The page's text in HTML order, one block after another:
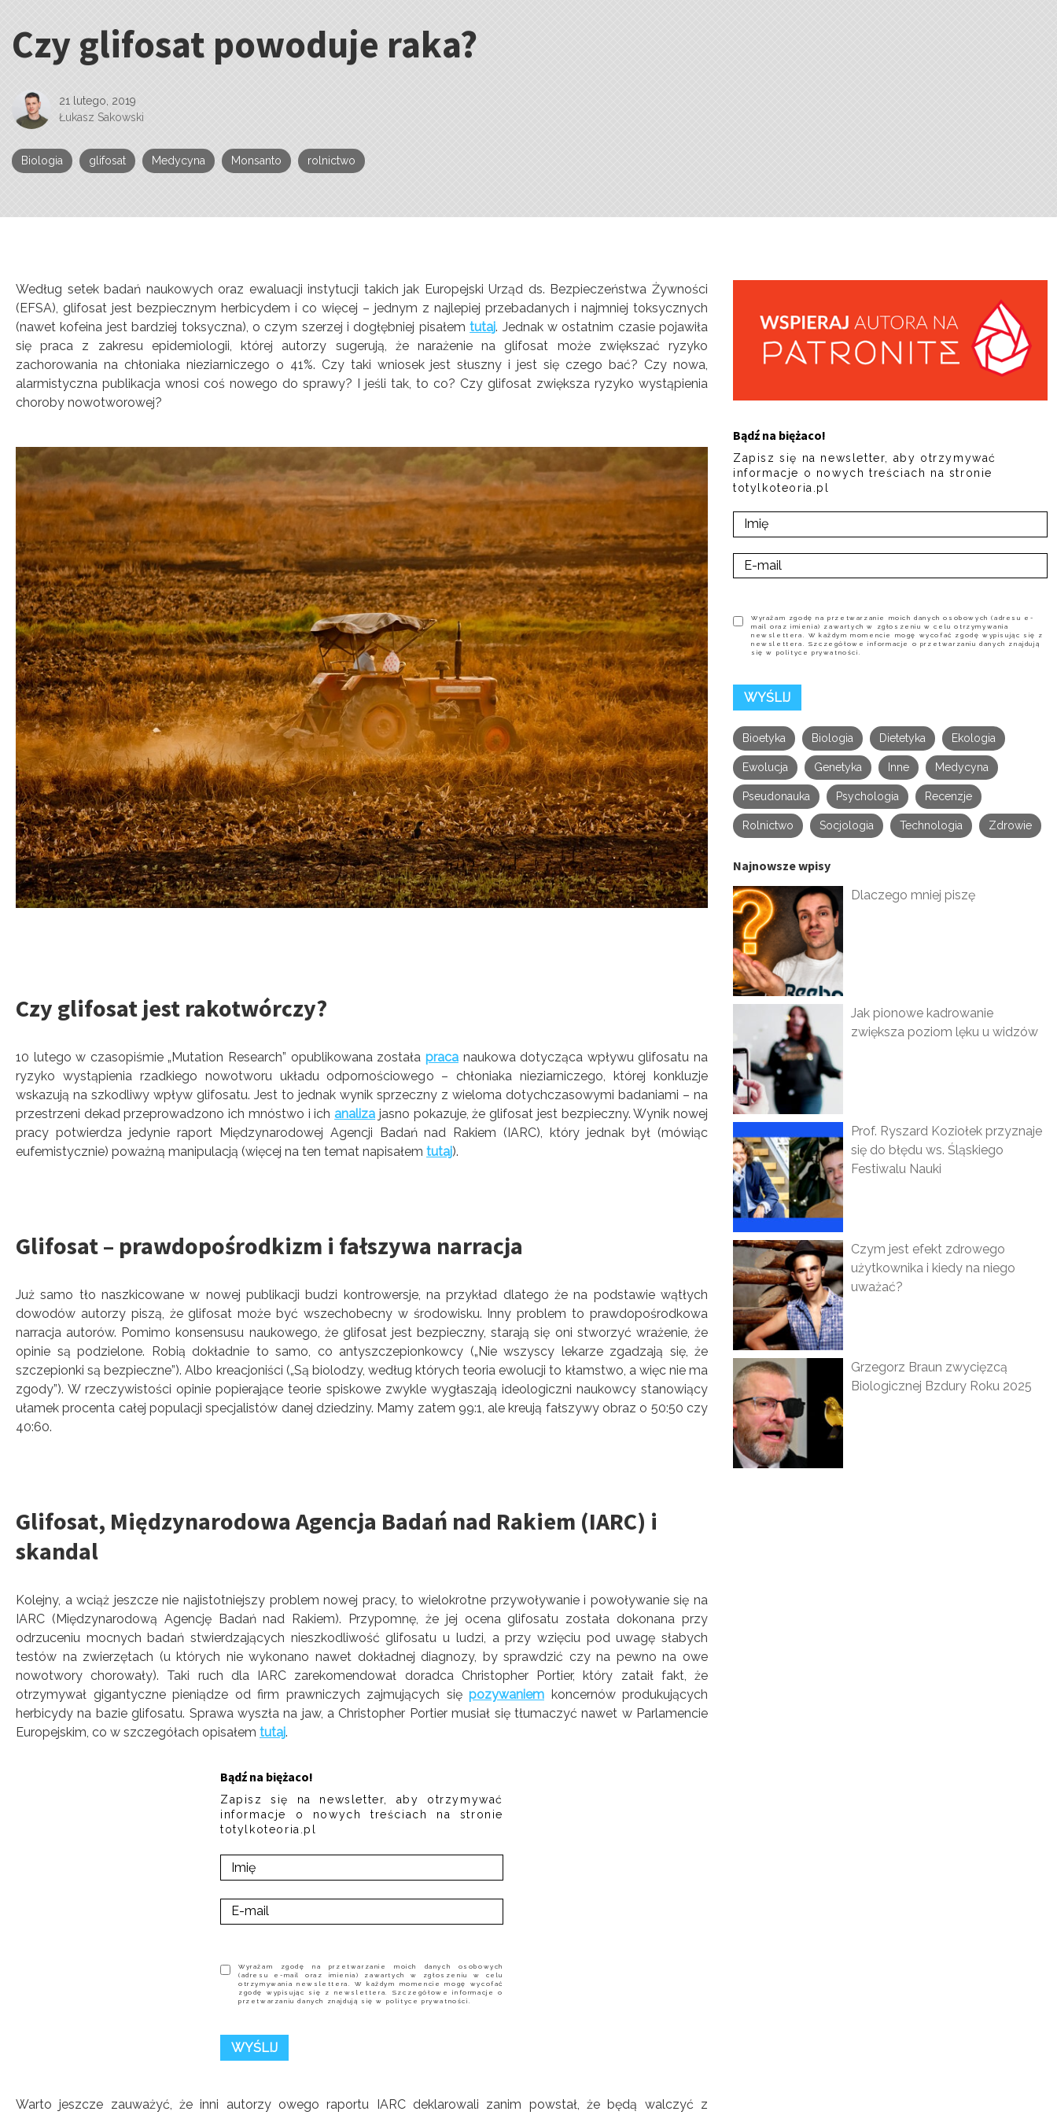
Kategorie:
Czy glifosat powoduje raka?
21 lutego, 2019
Łukasz Sakowski
Biologia glifosat Medycyna Monsanto rolnictwo
Według setek badań naukowych oraz ewaluacji instytucji takich jak Europejski Urząd ds. Bezpieczeństwa Żywności
(EFSA), glifosat jest bezpiecznym herbicydem i co więcej – jednym z najlepiej przebadanych i najmniej toksycznych
(nawet kofeina jest bardziej toksyczna), o czym szerzej i dogłębniej pisałemtutaj. Jednak w ostatnim czasie pojawiła
się praca z zakresu epidemiologii, której autorzy sugerują, że narażenie na glifosat może zwiększać ryzyko
zachorowania na chłoniaka nieziarniczego o 41%. Czy taki wniosek jest słuszny i jest się czego bać? Czy nowa,
alarmistyczna publikacja wnosi coś nowego do sprawy? I jeśli tak, to co? Czy glifosat zwiększa ryzyko wystąpienia
choroby nowotworowej?
Czy glifosat jest rakotwórczy?
10 lutego w czasopiśmie „Mutation Research” opublikowana została pracanaukowa dotycząca wpływu glifosatu na
ryzyko wystąpienia rzadkiego nowotworu układu odpornościowego – chłoniaka nieziarniczego, której konkluzje
wskazują na szkodliwy wpływ glifosatu. Jest to jednak wynik sprzeczny z wieloma dotychczasowymi badaniami – na
przestrzeni dekad przeprowadzono ich mnóstwo i ich analiza jasno pokazuje, że glifosat jest bezpieczny. Wynik nowej
pracy potwierdza jedynie raport Międzynarodowej Agencji Badań nad Rakiem (IARC), który jednak był (mówiąc
eufemistycznie) poważną manipulacją (więcej na ten temat napisałem tutaj).
Glifosat – prawdopośrodkizm i fałszywa narracja
Już samo tło naszkicowane w nowej publikacji budzi kontrowersje, na przykład dlatego że na podstawie wątłych
dowodów autorzy piszą, że glifosat może być wszechobecny w środowisku. Inny problem to prawdopośrodkowa
narracja autorów. Pomimo konsensusu naukowego, że glifosat jest bezpieczny, starają się oni stworzyć wrażenie, że
opinie są podzielone. Robią dokładnie to samo, co antyszczepionkowcy („Nie wszyscy lekarze zgadzają się, że
szczepionki są bezpieczne”). Albo kreacjoniści („Są biolodzy, według których teoria ewolucji to kłamstwo, a więc nie ma
zgody”). W rzeczywistości opinie popierające teorie spiskowe zwykle wygłaszają ideologiczni naukowcy stanowiący
ułamek procenta całej populacji specjalistów danej dziedziny. Mamy zatem 99:1, ale kreują fałszywy obraz o 50:50 czy
40:60.
Glifosat, Międzynarodowa Agencja Badań nad Rakiem (IARC) i
skandal
Kolejny, a wciąż jeszcze nie najistotniejszy problem nowej pracy, to wielokrotne przywoływanie i powoływanie się na
IARC (Międzynarodową Agencję Badań nad Rakiem). Przypomnę, że jej ocena glifosatu została dokonana przy
odrzuceniu mocnych badań stwierdzających nieszkodliwość glifosatu u ludzi, a przy wzięciu pod uwagę słabych
testów na zwierzętach (u których nie wykonano nawet dokładnej diagnozy, by sprawdzić czy na pewno na owe
nowotwory chorowały). Taki ruch dla IARC zarekomendował doradca Christopher Portier, który zataił fakt, że
otrzymywał gigantyczne pieniądze od firm prawniczych zajmujących się pozywaniem koncernów produkujących
herbicydy na bazie glifosatu. Sprawa wyszła na jaw, a Christopher Portier musiał się tłumaczyć nawet w Parlamencie
Europejskim, co w szczegółach opisałem tutaj.
Bądź na biężaco!
Zapisz się na newsletter, aby otrzymywać
informacje o nowych treściach na stronie
totylkoteoria.pl
Wyrażam zgodę na przetwarzanie moich danych osobowych
(adresu e-mail oraz imienia) zawartych w zgłoszeniu w celu
otrzymywania newslettera. W każdym momencie mogę wycofać
zgodę wypisując się z newslettera. Szczegółowe informacje o
przetwarzaniu danych znajdują się w polityce prywatności.
Warto jeszcze zauważyć, że inni autorzy owego raportu IARC deklarowali zanim powstał, że będą walczyć z
Bądź na biężaco!
Zapisz się na newsletter, aby otrzymywać
informacje o nowych treściach na stronie
totylkoteoria.pl
Wyrażam zgodę na przetwarzanie moich danych osobowych (adresu e-
mail oraz imienia) zawartych w zgłoszeniu w celu otrzymywania
newslettera. W każdym momencie mogę wycofać zgodę wypisując się z
newslettera. Szczegółowe informacje o przetwarzaniu danych znajdują
się w polityce prywatności.
Bioetyka Biologia Dietetyka Ekologia
Ewolucja Genetyka Inne Medycyna
Pseudonauka Psychologia Recenzje
Rolnictwo Socjologia Technologia Zdrowie
Najnowsze wpisy
Dlaczego mniej piszę
Jak pionowe kadrowanie
zwiększa poziom lęku u widzów
Prof. Ryszard Koziołek przyznaje
się do błędu ws. Śląskiego
Festiwalu Nauki
Czym jest efekt zdrowego
użytkownika i kiedy na niego
uważać?
Grzegorz Braun zwycięzcą
Biologicznej Bzdury Roku 2025